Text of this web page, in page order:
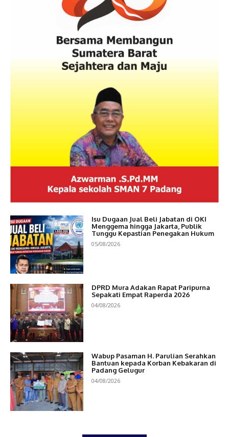
Isu Dugaan Jual Beli Jabatan di OKI
Menggema hingga Jakarta, Publik
Tunggu Kepastian Penegakan Hukum
05/08/2026
DPRD Mura Adakan Rapat Paripurna
Sepakati Empat Raperda 2026
04/08/2026
Wabup Pasaman H. Parulian Serahkan
Bantuan kepada Korban Kebakaran di
Padang Gelugur
04/08/2026